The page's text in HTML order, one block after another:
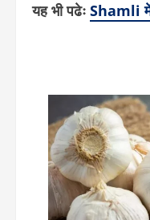
यह भी पढेः Shamli में